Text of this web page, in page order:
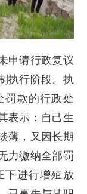
申请行政复议
执行阶段。执
罚款的行政处
表示：自己生
薄，又因长期
力缴纳全部罚
下进行增殖放